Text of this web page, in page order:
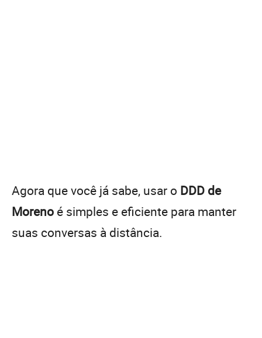
Agora que você já sabe, usar o DDD de
Moreno é simples e eficiente para manter
suas conversas à distância.